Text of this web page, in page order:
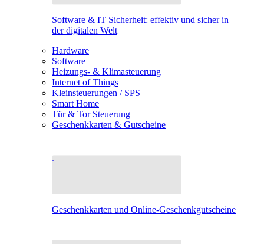
Software & IT Sicherheit: effektiv und sicher in
der digitalen Welt
Hardware
Software
Heizungs- & Klimasteuerung
Internet of Things
Kleinsteuerungen / SPS
Smart Home
Tür & Tor Steuerung
Geschenkkarten & Gutscheine
Geschenkkarten und Online-Geschenkgutscheine